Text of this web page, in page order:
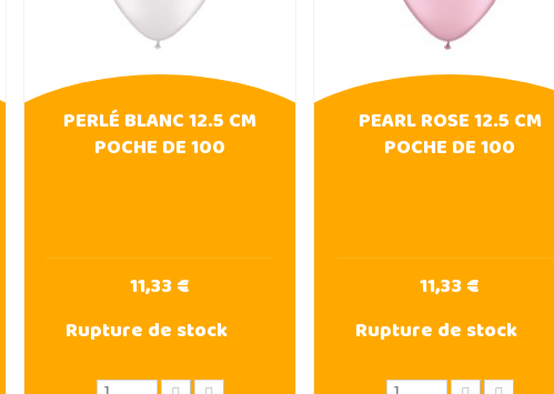
PERLÉ BLANC 12.5 CM
POCHE DE 100
11,33 €
Rupture de stock
PEARL ROSE 12.5 CM
POCHE DE 100
11,33 €
Rupture de stock